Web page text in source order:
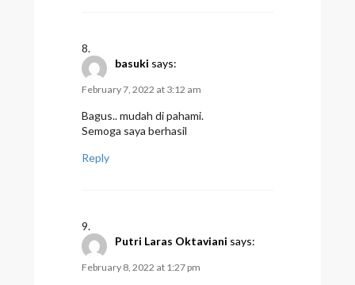
basuki says:
February 7, 2022 at 3:12 am
Bagus.. mudah di pahami.
Semoga saya berhasil
Reply
Putri Laras Oktaviani says:
February 8, 2022 at 1:27 pm